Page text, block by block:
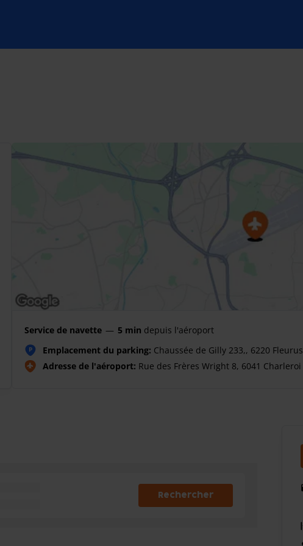
Service de navette — 5 min depuis l'aéroport
P Emplacement du parking: Chaussée de Gilly 233,, 6220 Fleurus
Adresse de l'aéroport: Rue des Frères Wright 8, 6041 Charleroi
Rechercher